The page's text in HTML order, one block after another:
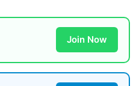
Join Now